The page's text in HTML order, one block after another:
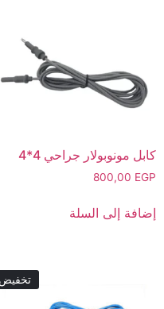
كابل مونوبولار جراحي 4*4
800,00EGP
إضافة إلى السلة